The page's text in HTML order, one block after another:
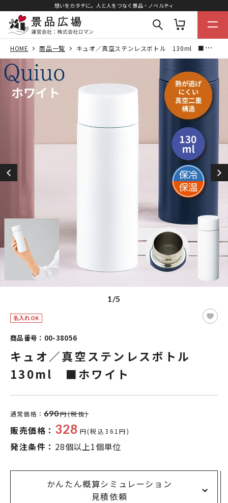
想いをカタチに。人と人をつなぐ景品・ノベルティ
HOME 商品一覧 キュオ／真空ステンレスボトル 130ml ■ホワイト
1/5
名入れOK
商品番号：00-38056
キュオ／真空ステンレスボトル
130ml ■ホワイト
通常価格： 690円(税抜)
販売価格： 328 円(税込361円)
発注条件： 28個以上1個単位
かんたん概算シミュレーション
見積依頼